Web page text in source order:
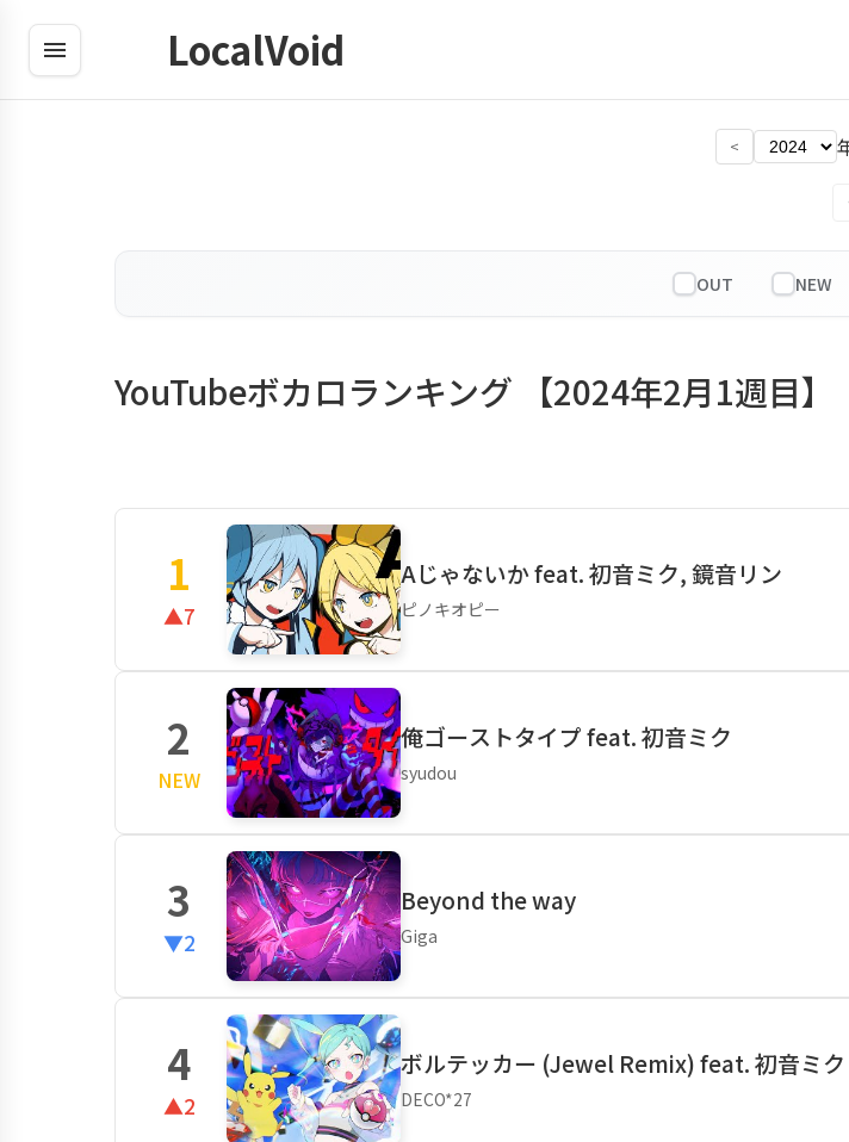
LocalVoid
<
OUT NEW
YouTubeボカロランキング 【2024年2月1週目】
1
▲7
Aじゃないか feat. 初音ミク, 鏡音リン
ピノキオピー
2
NEW
俺ゴーストタイプ feat. 初音ミク
syudou
3
▼2
Beyond the way
Giga
4
▲2
ボルテッカー (Jewel Remix) feat. 初音ミク
DECO*27